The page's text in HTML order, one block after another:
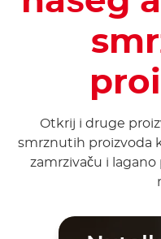
Otkrij i druge
smrznutih proizvoda
zamrzivaču i